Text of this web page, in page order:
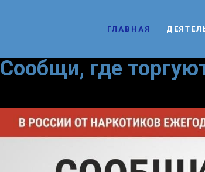
ГЛАВНАЯ
Сообщи, где